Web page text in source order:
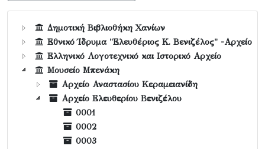
Δημοτική Βιβλιοθήκη Χανίων
Εθνικό Ίδρυμα "Ελευθέριος Κ. Βενιζέλος" -Αρχείο
Ελληνικό Λογοτεχνικό και Ιστορικό Αρχείο
Μουσείο Μπενάκη
Αρχείο Αναστασίου Κεραμειανίδη
Αρχείο Ελευθερίου Βενιζέλου
0001
0002
0003